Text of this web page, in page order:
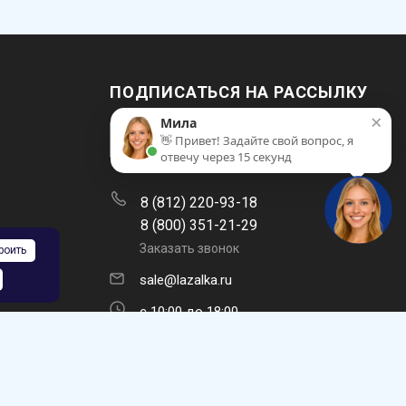
ПОДПИСАТЬСЯ НА РАССЫЛКУ
8 (812) 220-93-18
8 (800) 351-21-29
Заказать звонок
sale@lazalka.ru
с 10:00 до 18:00
×
Мила
👋 Привет! Задайте свой вопрос, я
отвечу через 15 секунд